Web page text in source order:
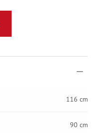
116 cm
90 cm